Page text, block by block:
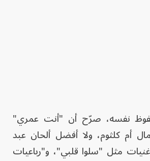
نفسه، صرّح أن "أنت عمري"
أم كلثوم، ولا أفضل ألحان عبد
مثل "سلوا قلبي"، و"رباعيات